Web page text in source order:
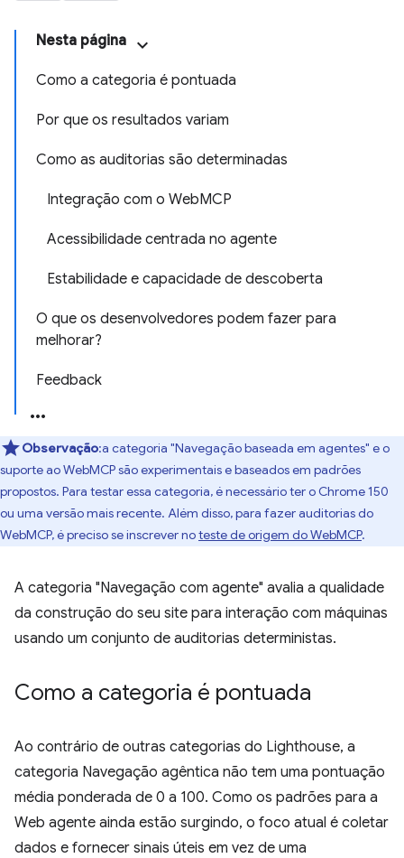
Nesta página
Como a categoria é pontuada
Por que os resultados variam
Como as auditorias são determinadas
Integração com o WebMCP
Acessibilidade centrada no agente
Estabilidade e capacidade de descoberta
O que os desenvolvedores podem fazer para
melhorar?
Feedback
Observação:a categoria "Navegação baseada em agentes" e o
suporte ao WebMCP são experimentais e baseados em padrões
propostos. Para testar essa categoria, é necessário ter o Chrome 150
ou uma versão mais recente. Além disso, para fazer auditorias do
WebMCP, é preciso se inscrever noteste de origem do WebMCP.
A categoria "Navegação com agente" avalia a qualidade
da construção do seu site para interação com máquinas
usando um conjunto de auditorias deterministas.
Como a categoria é pontuada
Ao contrário de outras categorias do Lighthouse, a
categoria Navegação agêntica não tem uma pontuação
média ponderada de 0 a 100. Como os padrões para a
Web agente ainda estão surgindo, o foco atual é coletar
dados e fornecer sinais úteis em vez de uma